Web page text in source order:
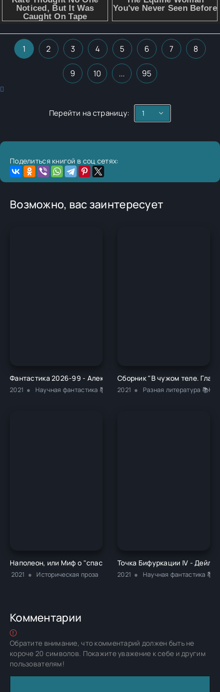
1 2 3 4 5 6 7 8
9 10 ... 95
Перейти на страницу:
Поделиться книгой в соц сетях:
Возможно, вас заинтересует
Фантастика 2026-99 - Алексей Викторович Широков
2021 Научная фантастика 📚Фэнтези
Сборник "В чужом теле.
2021 Разная литература
Наполеон, или Миф о "спасителе" - Жан Тюлар
2021 Историческая проза
Точка Бифуркации IV -
2021 Научная фантастика
Комментарии
Обратите внимание, что комментарий должен быть не
короче 20 символов. Покажите уважение к себе и другим
пользователям!